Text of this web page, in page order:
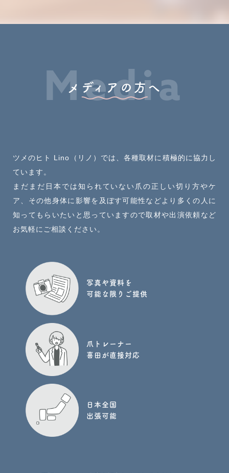
メディアの方へ
Media
ツメのヒト Lino（リノ）では、各種取材に積極的に協力し
ています。
まだまだ日本では知られていない爪の正しい切り方やケ
ア、その他身体に影響を及ぼす可能性などより多くの人に
知ってもらいたいと思っていますので取材や出演依頼など
お気軽にご相談ください。
写真や資料を
可能な限りご提供
爪トレーナー
喜田が直接対応
日本全国
出張可能